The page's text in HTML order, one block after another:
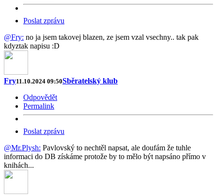
Poslat zprávu
@Fry: no ja jsem takovej blazen, ze jsem vzal vsechny.. tak pak
kdyztak napisu :D
Fry11.10.2024 09:50Sběratelský klub
Odpovědět
Permalink
Poslat zprávu
@Mr.Plysh: Pavlovský to nechtěl napsat, ale doufám že tuhle
informaci do DB získáme protože by to mělo být napsáno přímo v
knihách...